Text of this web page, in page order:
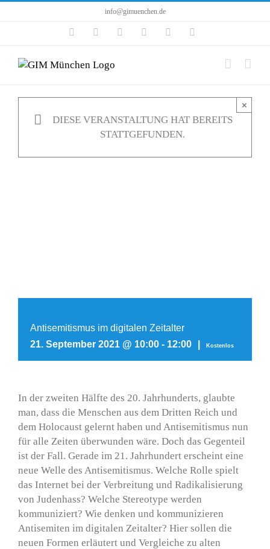
Inhalt
info@gimuenchen.de
FacebookInstagramLinkedIn YouTube
DIESE VERANSTALTUNG HAT BEREITS
STATTGEFUNDEN.
×
Antisemitismus im digitalen Zeitalter
21. September 2021 @ 10:00 - 12:00 Kostenlos
In der zweiten Hälfte des 20. Jahrhunderts, glaubte
man, dass die Menschen aus dem Dritten Reich und
dem Holocaust gelernt haben und Antisemitismus nun
für alle Zeiten überwunden wäre. Doch das Gegenteil
ist der Fall. Gerade im 21. Jahrhundert erscheint eine
neue Welle des Antisemitismus. Welche Rolle spielt
das Internet bei der Verbreitung und Radikalisierung
von Judenhass? Welche Stereotype werden
kommuniziert? Wie denken und kommunizieren
Antisemiten im digitalen Zeitalter? Hier sollen die
neuen Formen erläutert und Vergleiche zu alten